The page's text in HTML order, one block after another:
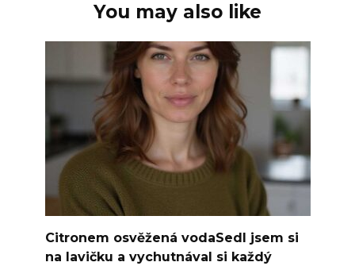
You may also like
Citronem osvěžená vodaSedl jsem si
na lavičku a vychutnával si každý